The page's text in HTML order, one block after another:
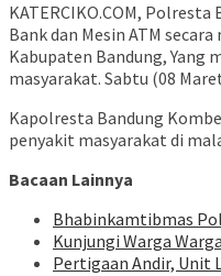
KATERCIKO.COM,
Bank dan Mesin ATM
Kabupaten Bandung, Yang
masyarakat. Sabtu (08
Kapolresta Bandung
penyakit masyarakat di
Bacaan Lainnya
Bhabinkamtibmas
Kunjungi Warga
Pertigaan Andir, Unit